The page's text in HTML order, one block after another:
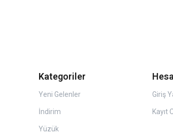
Kategoriler
Yeni Gelenler
İndirim
Yüzük
Giriş
Kayıt